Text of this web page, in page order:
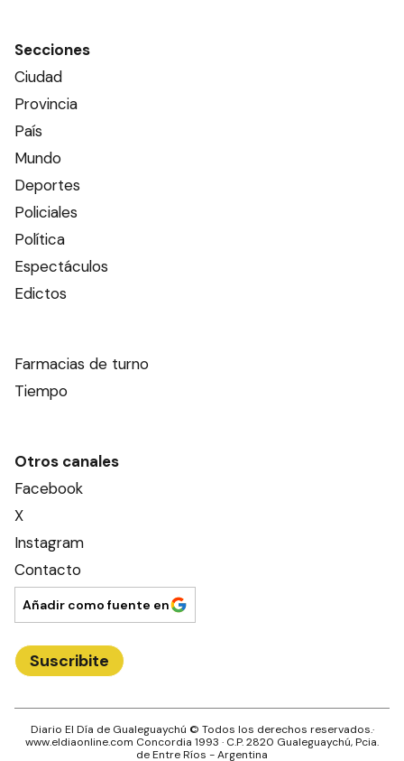
Secciones
Ciudad
Provincia
País
Mundo
Deportes
Policiales
Política
Espectáculos
Edictos
Farmacias de turno
Tiempo
Otros canales
Facebook
X
Instagram
Contacto
Añadir como fuente en
Suscribite
Diario El Día de Gualeguaychú © Todos los derechos reservados.·
www.eldiaonline.com Concordia 1993 · C.P.2820 Gualeguaychú, Pcia.
deEntre Ríos - Argentina